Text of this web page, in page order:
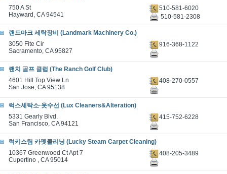
750 A St
Hayward, CA 94541
510-581-6020
510-581-2308
랜드마크 세탁장비 (Landmark Machinery Co.)
3050 Fite Cir
Sacramento, CA 95827
916-368-1122
랜치 골프 클럽 (The Ranch Golf Club)
4601 Hill Top View Ln
San Jose, CA 95138
408-270-0557
럭스세탁소·옷수선 (Lux Cleaners&Alteration)
5331 Gearly Blvd.
San Francisco, CA 94121
415-752-6228
럭키스팀 카펫클리닝 (Lucky Steam Carpet Cleaning)
10367 Greenwood Ct Apt 7
Cupertino , CA 95014
408-205-3489